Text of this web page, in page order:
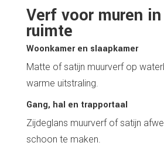
Verf voor muren
ruimte
Woonkamer en slaapkamer
Matte of satijn muurverf op
warme uitstraling.
Gang, hal en trapportaal
Zijdeglans muurverf of satijn
schoon te maken.